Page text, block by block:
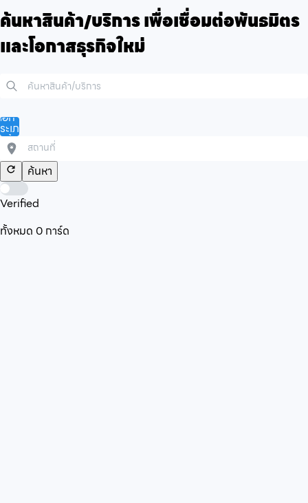
ค้นหาสินค้า/บริการ เพื่อเชื่อมต่อพันธมิตร
และโอกาสธุรกิจใหม่
อก
เภท
ค้า/
าร
ค้นหา
Verified
ทั้งหมด 0 การ์ด